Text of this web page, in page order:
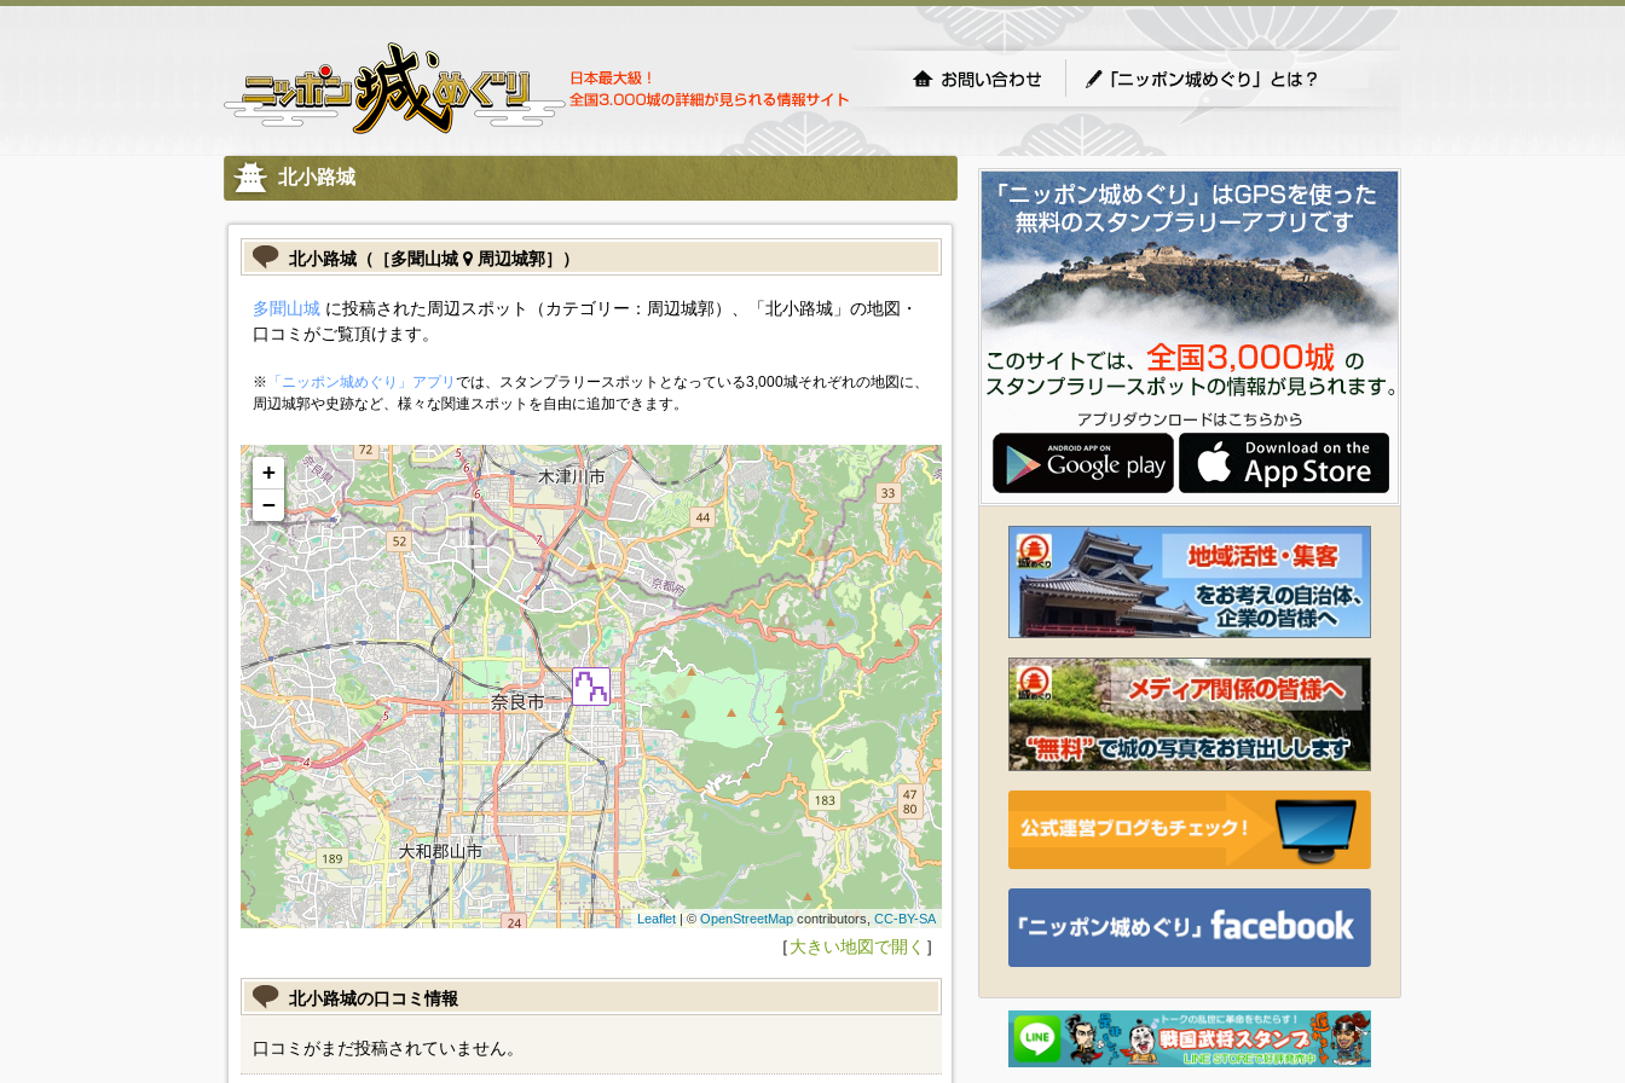
北小路城
北小路城（［多聞山城 周辺城郭］）
多聞山城に投稿された周辺スポット（カテゴリー：周辺城郭）、「北小路城」の地図・
口コミがご覧頂けます。
※ 「ニッポン城めぐり」アプリ では、スタンプラリースポットとなっている3,000城それぞれの地図に、
周辺城郭や史跡など、様々な関連スポットを自由に追加できます。
+
−
Leaflet| © OpenStreetMapcontributors, CC-BY-SA
［大きい地図で開く ］
北小路城の口コミ情報
口コミがまだ投稿されていません。